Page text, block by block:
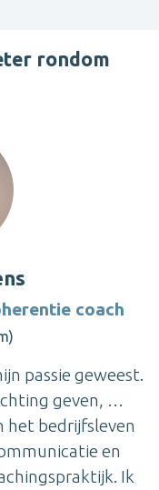
rondom
coach
passie geweest.
geven, …
het bedrijfsleven
en
Ik